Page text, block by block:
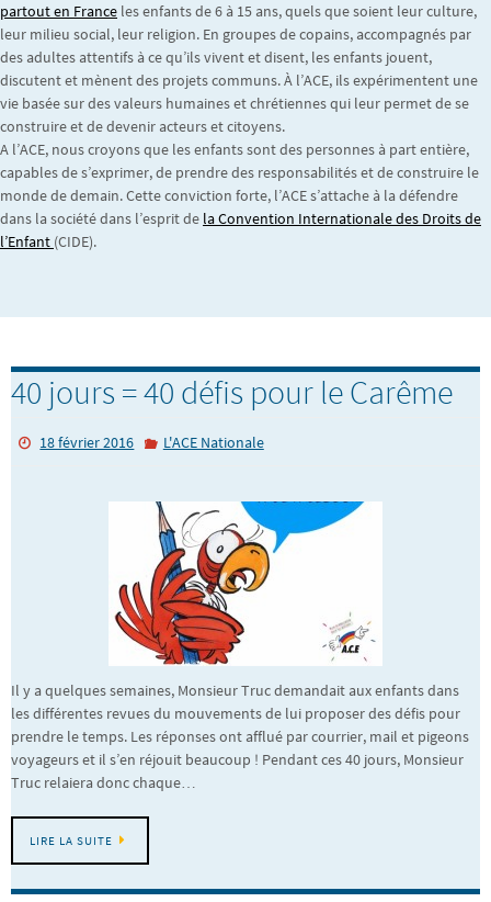
partout en France les enfants de 6 à 15 ans, quels que soient leur culture,
leur milieu social, leur religion. En groupes de copains, accompagnés par
des adultes attentifs à ce qu’ils vivent et disent, les enfants jouent,
discutent et mènent des projets communs. À l’ACE, ils expérimentent une
vie basée sur des valeurs humaines et chrétiennes qui leur permet de se
construire et de devenir acteurs et citoyens.
A l’ACE, nous croyons que les enfants sont des personnes à part entière,
capables de s’exprimer, de prendre des responsabilités et de construire le
monde de demain. Cette conviction forte, l’ACE s’attache à la défendre
dans la société dans l’esprit de la Convention Internationale des Droits de
l’Enfant (CIDE).
40 jours = 40 défis pour le Carême
18 février 2016 L'ACE Nationale
Il y a quelques semaines, Monsieur Truc demandait aux enfants dans
les différentes revues du mouvements de lui proposer des défis pour
prendre le temps. Les réponses ont afflué par courrier, mail et pigeons
voyageurs et il s’en réjouit beaucoup ! Pendant ces 40 jours, Monsieur
Truc relaiera donc chaque…
LIRE LA SUITE